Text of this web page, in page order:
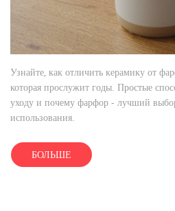
Узнайте, как отличить керамику от
которая прослужит годы. Простые
уходу и почему фарфор - лучший
использования.
БОЛЬШЕ